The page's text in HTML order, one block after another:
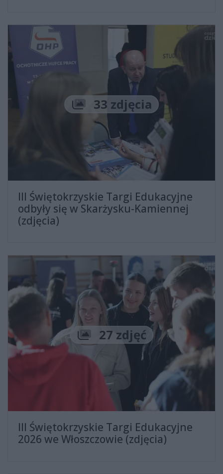
Liczba zdjęć
33 zdjęcia
III Świętokrzyskie Targi Edukacyjne
odbyły się w Skarżysku-Kamiennej
(zdjęcia)
Liczba zdjęć
27 zdjęć
III Świętokrzyskie Targi Edukacyjne
2026 we Włoszczowie (zdjęcia)